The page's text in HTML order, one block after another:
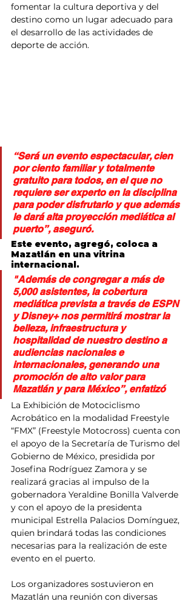
fomentar la cultura deportiva y del
destino como un lugar adecuado para
el desarrollo de las actividades de
deporte de acción.
“Será un evento espectacular, cien
por ciento familiar y totalmente
gratuito para todos, en el que no
requiere ser experto en la disciplina
para poder disfrutarlo y que además
le dará alta proyección mediática al
puerto”, aseguró.
Este evento, agregó, coloca a
Mazatlán en una vitrina
internacional.
"Además de congregar a más de
5,000 asistentes, la cobertura
mediática prevista a través de ESPN
y Disney+ nos permitirá mostrar la
belleza, infraestructura y
hospitalidad de nuestro destino a
audiencias nacionales e
internacionales, generando una
promoción de alto valor para
Mazatlán y para México”, enfatizó
La Exhibición de Motociclismo
Acrobático en la modalidad Freestyle
“FMX” (Freestyle Motocross) cuenta con
el apoyo de la Secretaría de Turismo del
Gobierno de México, presidida por
Josefina Rodríguez Zamora y se
realizará gracias al impulso de la
gobernadora Yeraldine Bonilla Valverde
y con el apoyo de la presidenta
municipal Estrella Palacios Domínguez,
quien brindará todas las condiciones
necesarias para la realización de este
evento en el puerto.
Los organizadores sostuvieron en
Mazatlán una reunión con diversas